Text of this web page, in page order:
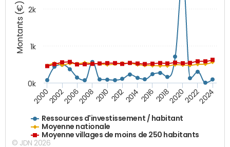
Montants (€)
Ressources d'investissement / habitant
Moyenne nationale
Moyenne villages de moins de 250 habitants
20002002200620082010 2012201420162018202020222024
0k
1k
2k
© JDN 2026